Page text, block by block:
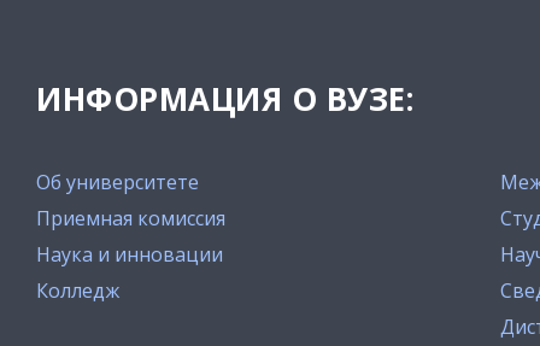
ИНФОРМАЦИЯ О ВУЗЕ:
Об университете
Приемная комиссия
Наука и инновации
Колледж